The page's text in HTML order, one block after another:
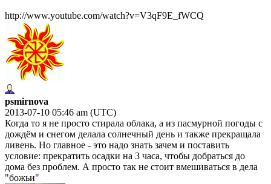
http://www.youtube.com/watch?v=V3qF9E_fWCQ
psmirnova
2013-07-10 05:46 am (UTC)
Когда то я не просто стирала облака, а из пасмурной погоды с
дождём и снегом делала солнечный день и также прекращала
ливень. Но главное - это надо знать зачем и поставить
условие: прекратить осадки на 3 часа, чтобы добраться до
дома без проблем. А просто так не стоит вмешиваться в дела
"божьи"